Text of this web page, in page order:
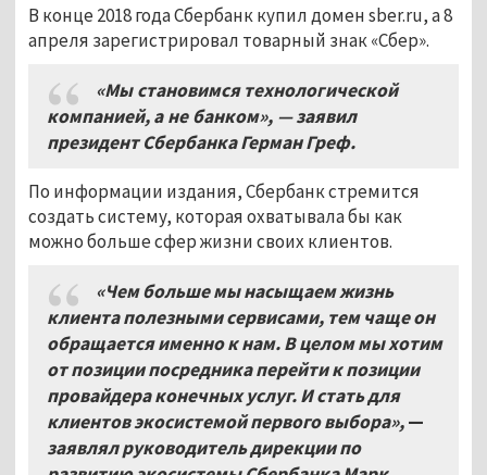
В конце 2018 года Сбербанк купил домен sber.ru, а 8
апреля зарегистрировал товарный знак «Сбер».
«Мы становимся технологической
компанией, а не банком», — заявил
президент Сбербанка Герман Греф.
По информации издания, Сбербанк стремится
создать систему, которая охватывала бы как
можно больше сфер жизни своих клиентов.
«Чем больше мы насыщаем жизнь
клиента полезными сервисами, тем чаще он
обращается именно к нам. В целом мы хотим
от позиции посредника перейти к позиции
провайдера конечных услуг. И стать для
клиентов экосистемой первого выбора»,—
заявлял руководитель дирекции по